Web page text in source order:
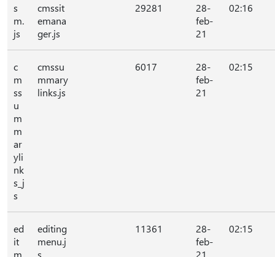
s
m.
js
cmssit
emana
ger.js
29281
28-
feb-
21
02:16
c
m
ss
u
m
m
ar
yli
nk
s_j
s
cmssu
mmary
links.js
6017
28-
feb-
21
02:15
ed
it
m
editing
menu.j
s
11361
28-
feb-
21
02:15